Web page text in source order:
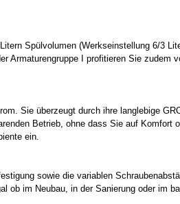
Spülvolumen (Werkseinstellung 6/3
I profitieren Sie zudem
Sie überzeugt durch ihre langlebige
Betrieb, ohne dass Sie auf
ein.
sowie die variablen
im Neubau, in der Sanierung oder im